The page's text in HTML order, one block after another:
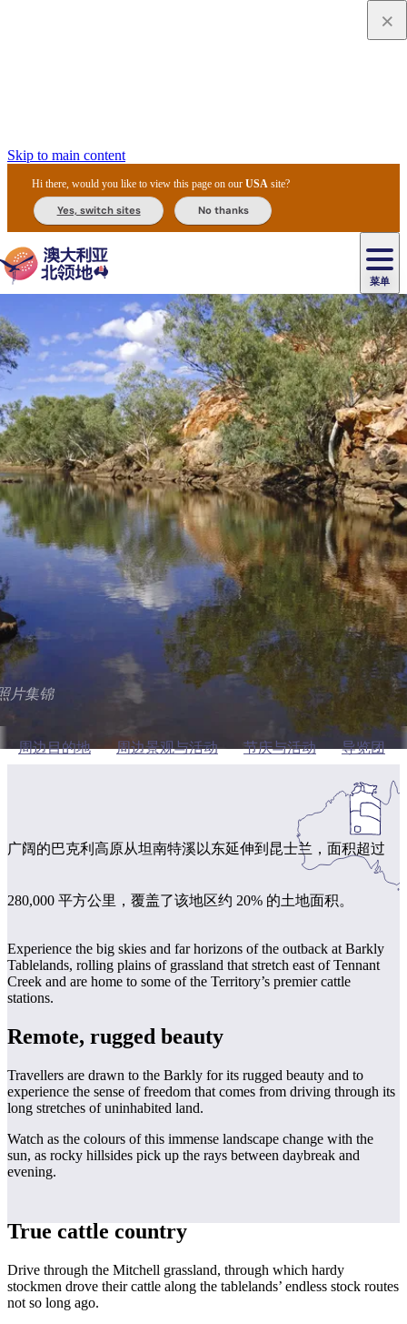
Skip to main content
Hi there, would you like to view this page on ourUSA site?
Yes, switch sites No thanks
菜单
主
导
航
景
点
最
受
欢
迎
目
的
地
内
陆
和
外
地
探
达
尔
文
爱
丽
斯
泉
乌
鲁
鲁
卡
卡
杜
国
家
公
园
李
治
菲
特
国
家
公
园
瓦
塔
卡
国
家
公
园
提
维
群
岛
东
阿
纳
姆
地
马
塔
兰
卡
温
泉
池
尼
特
米
鲁
克
国
家
公
园
卡
鲁
卡
鲁
/
魔
鬼
大
理
石
保
护
区
马
古
克
瀑
布
茨
奥
里
查
/
西
麦
克
唐
纳
国
家
公
园
活
体
验
旅
行
者
类
精
榜
住
民
文
化
体
验
美
食
攻
略
节
庆
与
活
动
户
外
和
探
险
自
然
和
野
生
动
植
物
历
史
和
遗
产
钓
鱼
高
端
旅
游
露
营
和
豪
华
野
营
旅
行
灵
感
划
行
规
划
和
预
订
实
用
息
划
具
住
宿
导
游
陪
同
旅
程
租
车
和
交
通
搜
Sign
up
周边目的地
巴克利高原
添加到我的行程
片集锦
周边目的地 周边景观与活动 节庆与活动 导览团
广阔的巴克利高原从坦南特溪以东延伸到昆士兰，面积超过
280,000 平方公里，覆盖了该地区约 20% 的土地面积。
Experience the big skies and far horizons of the outback at Barkly
Tablelands, rolling plains of grassland that stretch east of Tennant
Creek and are home to some of the Territory’s premier cattle
stations.
Remote, rugged beauty
Travellers are drawn to the Barkly for its rugged beauty and to
experience the sense of freedom that comes from driving through its
long stretches of uninhabited land.
Watch as the colours of this immense landscape change with the
sun, as rocky hillsides pick up the rays between daybreak and
evening.
True cattle country
Drive through the Mitchell grassland, through which hardy
stockmen drove their cattle along the tablelands’ endless stock routes
not so long ago.